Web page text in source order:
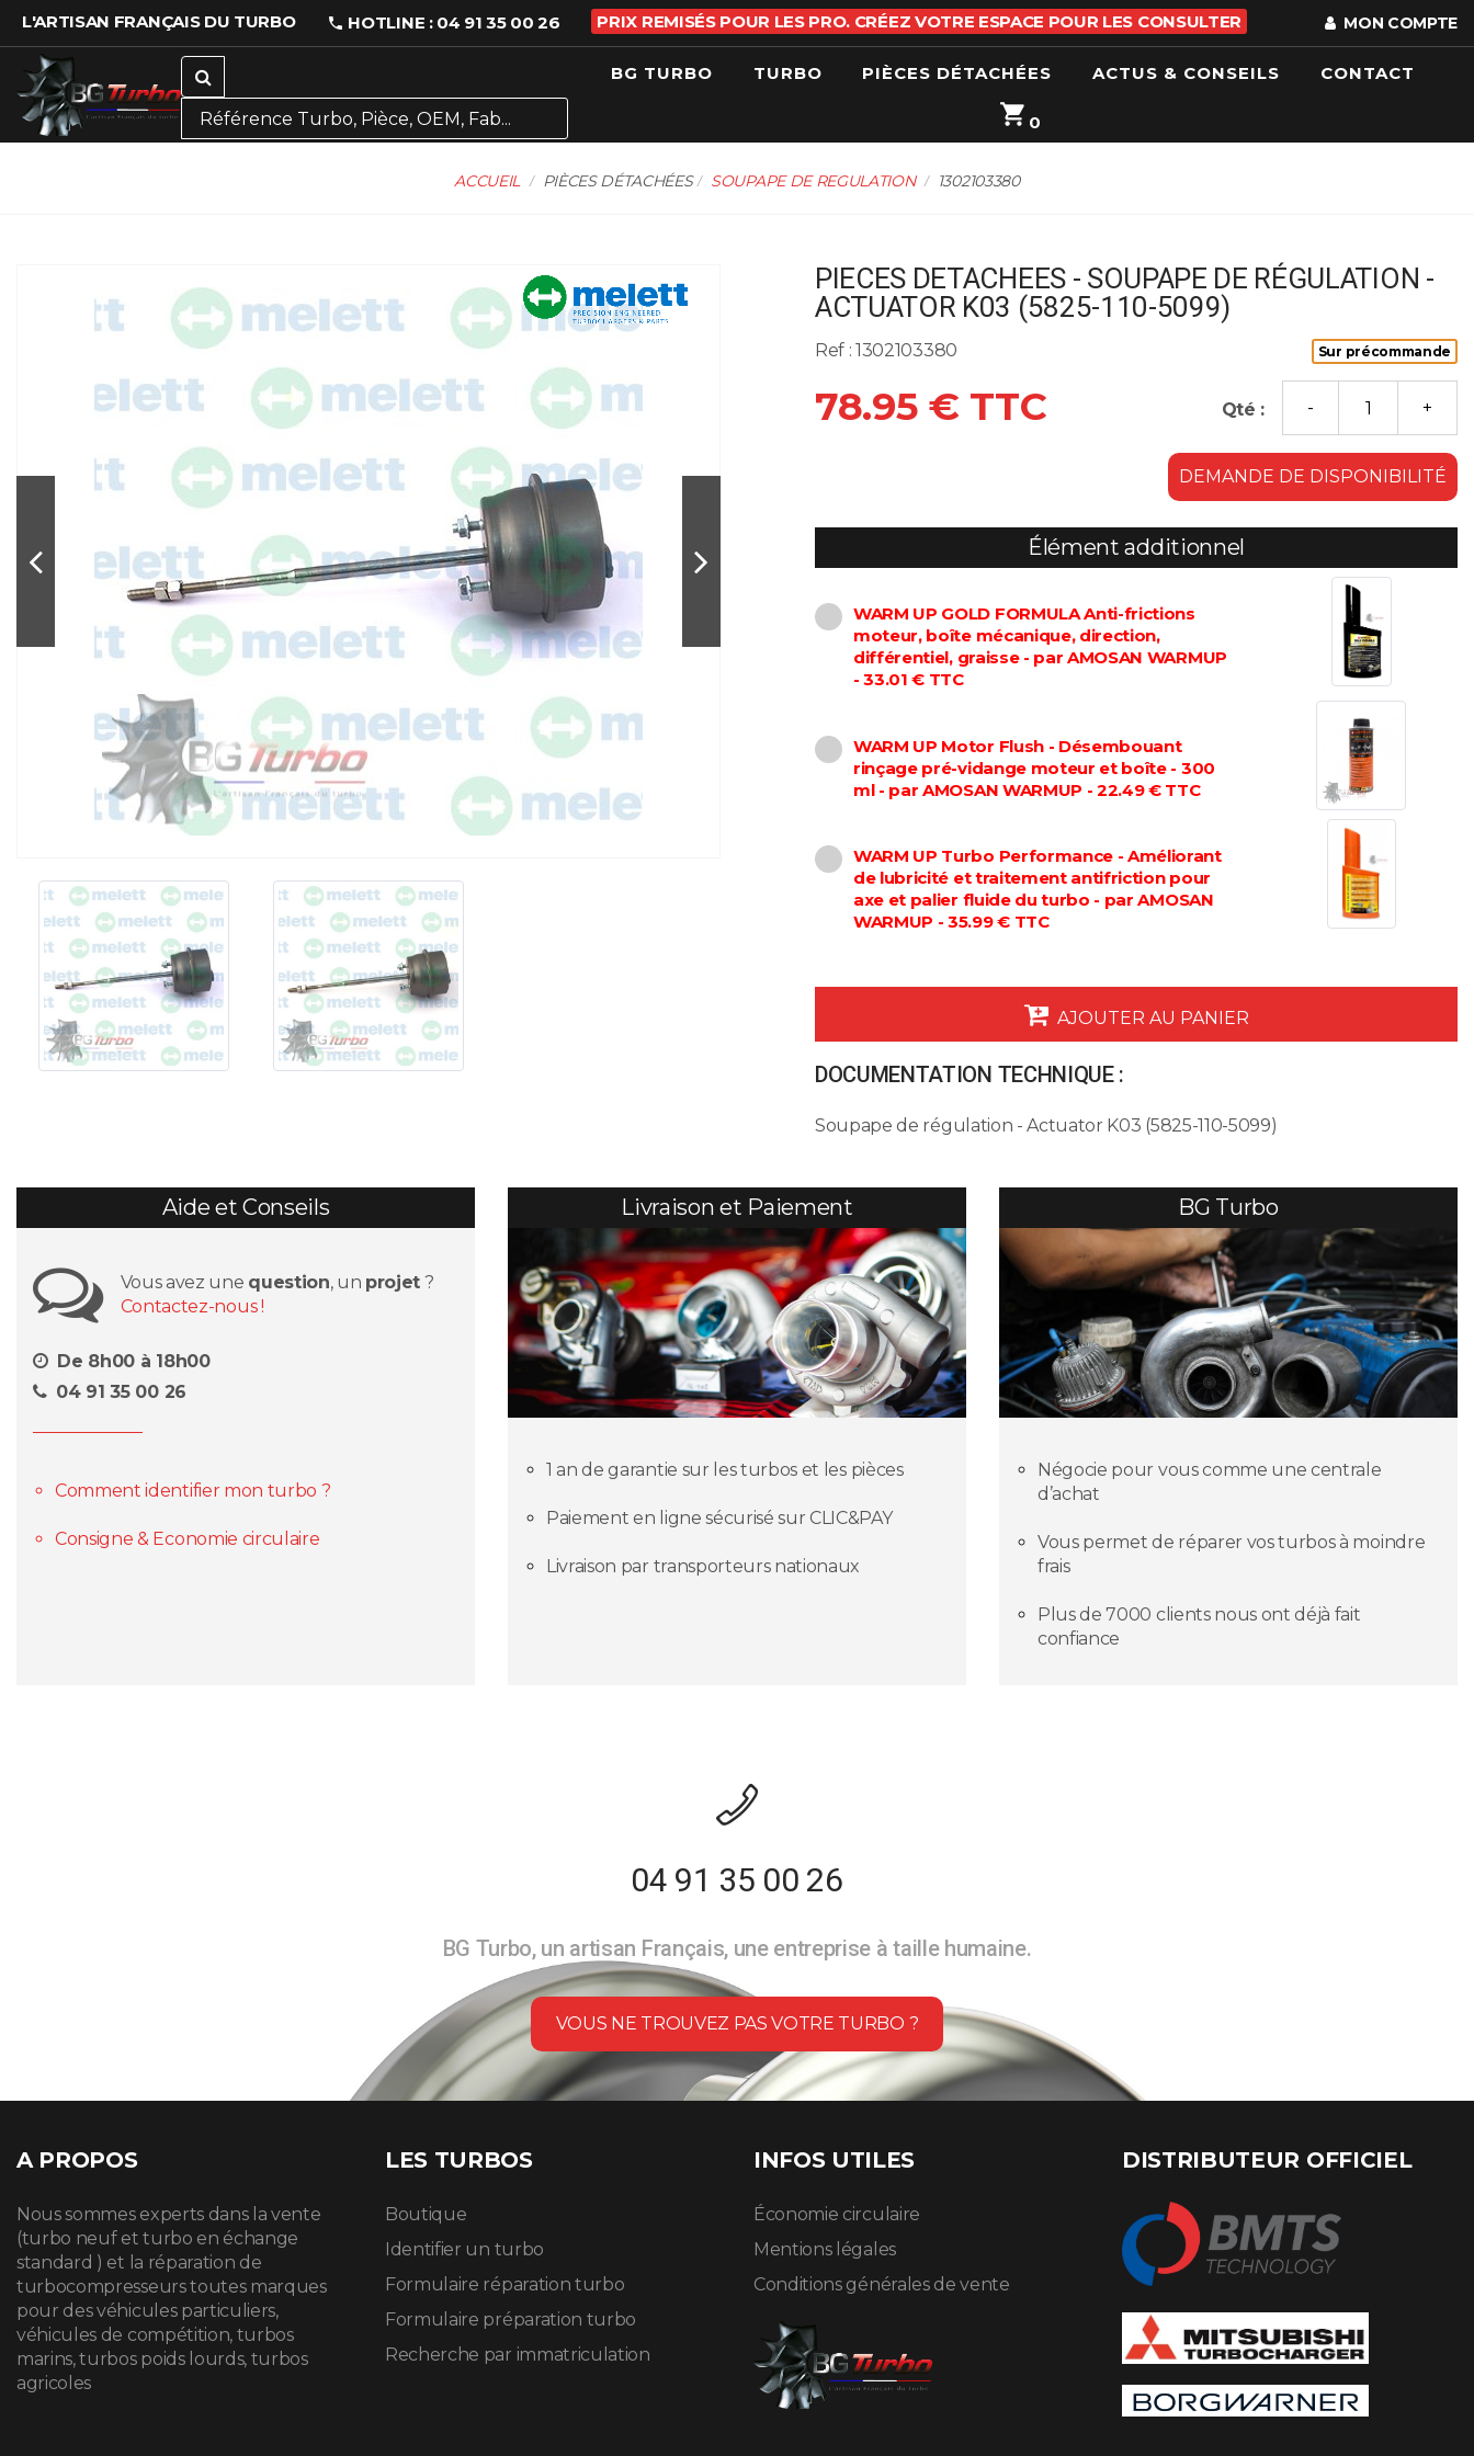
L'ARTISAN FRANÇAIS DU TURBO HOTLINE : 04 91 35 00 26 PRIX REMISÉS POUR LES PRO. CRÉEZ VOTRE ESPACE POUR LES CONSULTER MON COMPTE
BG TURBO TURBO PIÈCES DÉTACHÉES ACTUS & CONSEILS CONTACT
0
ACCUEIL PIÈCES DÉTACHÉES SOUPAPE DE REGULATION 1302103380
PIECES DETACHEES - SOUPAPE DE RÉGULATION -
ACTUATOR K03 (5825-110-5099)
Ref : 1302103380 Sur précommande
78.95 € TTC Qté :
DEMANDE DE DISPONIBILITÉ
Élément additionnel
WARM UP GOLD FORMULA Anti-frictions
moteur, boîte mécanique, direction,
différentiel, graisse - par AMOSAN WARMUP
- 33.01 € TTC
WARM UP Motor Flush - Désembouant
rinçage pré-vidange moteur et boîte - 300
ml - par AMOSAN WARMUP - 22.49 € TTC
WARM UP Turbo Performance - Améliorant
de lubricité et traitement antifriction pour
axe et palier fluide du turbo - par AMOSAN
WARMUP - 35.99 € TTC
AJOUTER AU PANIER
DOCUMENTATION TECHNIQUE :
Soupape de régulation - Actuator K03 (5825-110-5099)
Aide et Conseils
Vous avez une question, un projet ?
Contactez-nous !
De 8h00 à 18h00
04 91 35 00 26
Comment identifier mon turbo ?
Consigne & Economie circulaire
Livraison et Paiement
1 an de garantie sur les turbos et les pièces
Paiement en ligne sécurisé sur CLIC&PAY
Livraison par transporteurs nationaux
BG Turbo
Négocie pour vous comme une centrale
d’achat
Vous permet de réparer vos turbos à moindre
frais
Plus de 7000 clients nous ont déjà fait
confiance
04 91 35 00 26
BG Turbo, un artisan Français, une entreprise à taille humaine.
VOUS NE TROUVEZ PAS VOTRE TURBO ?
A PROPOS
Nous sommes experts dans la vente
(turbo neuf et turbo en échange
standard ) et la réparation de
turbocompresseurs toutes marques
pour des véhicules particuliers,
véhicules de compétition, turbos
marins, turbos poids lourds, turbos
agricoles
LES TURBOS
Boutique
Identifier un turbo
Formulaire réparation turbo
Formulaire préparation turbo
Recherche par immatriculation
INFOS UTILES
Économie circulaire
Mentions légales
Conditions générales de vente
DISTRIBUTEUR OFFICIEL